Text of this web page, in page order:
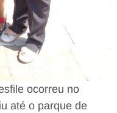
ocorreu no
até o parque de